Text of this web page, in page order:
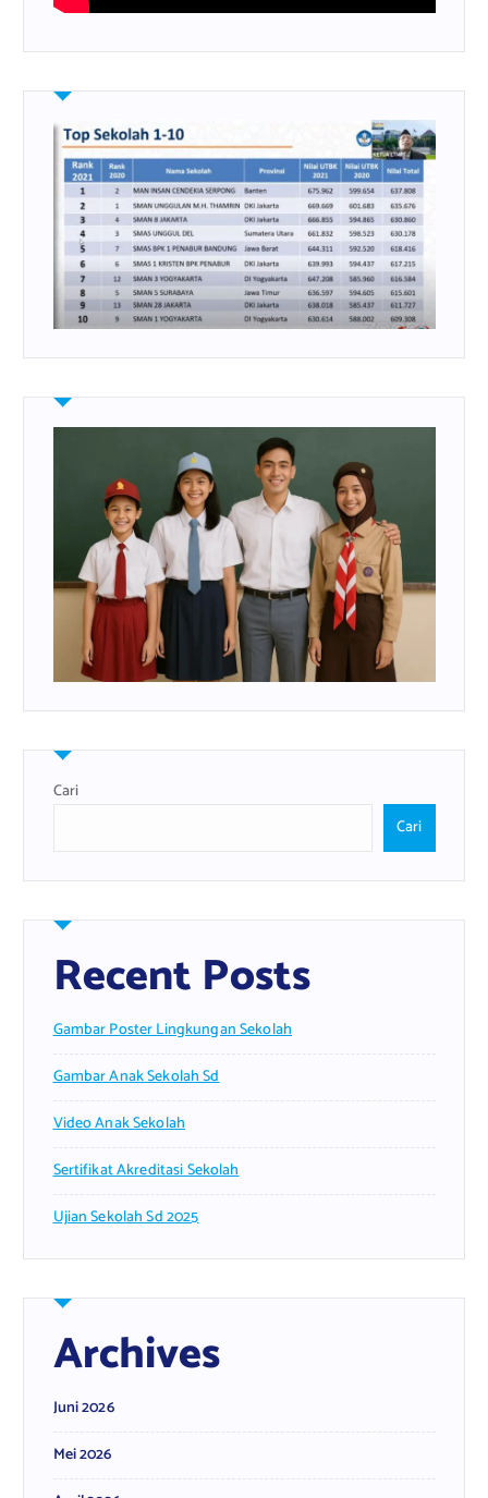
Cari
Cari
Recent Posts
Gambar Poster Lingkungan Sekolah
Gambar Anak Sekolah Sd
Video Anak Sekolah
Sertifikat Akreditasi Sekolah
Ujian Sekolah Sd 2025
Archives
Juni 2026
Mei 2026